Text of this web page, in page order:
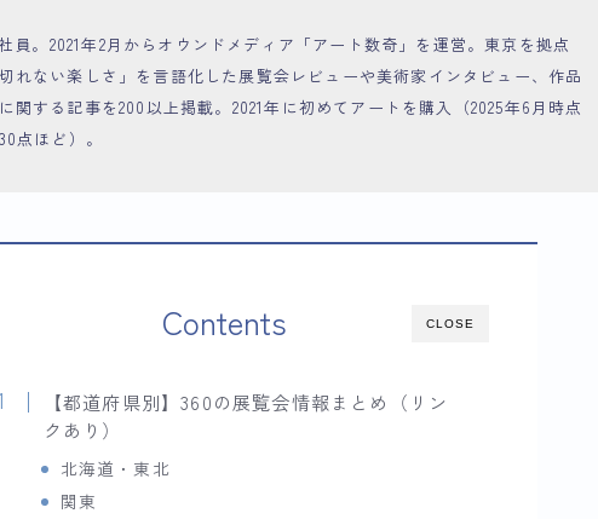
員。2021年2月からオウンドメディア「アート数奇」を運営。東京を拠点
れない楽しさ」を言語化した展覧会レビューや美術家インタビュー、作品
関する記事を200以上掲載。2021年に初めてアートを購入（2025年6月時点
点ほど）。
CLOSE
Contents
【都道府県別】360の展覧会情報まとめ（リン
クあり）
北海道・東北
関東